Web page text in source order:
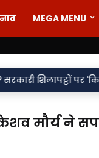
MEGA MENU
'किरन' के साथ 'राकेश'
मौर्य ने